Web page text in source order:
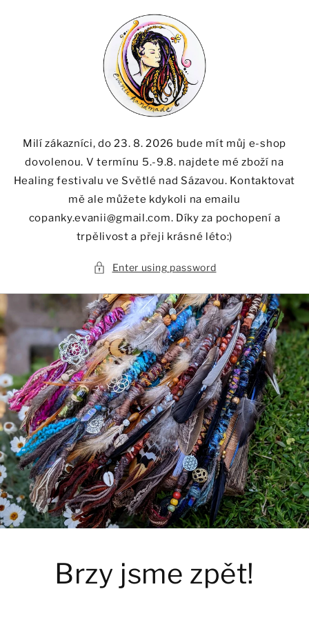
Milí zákazníci, do 23. 8. 2026 bude mít můj e-shop
dovolenou. V termínu 5.-9.8. najdete mé zboží na
Healing festivalu ve Světlé nad Sázavou. Kontaktovat
mě ale můžete kdykoli na emailu
copanky.evanii@gmail.com. Díky za pochopení a
trpělivost a přeji krásné léto:)
Enter using password
Brzy jsme zpět!